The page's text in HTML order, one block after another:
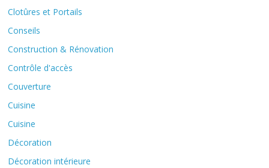
Clotûres et Portails
Conseils
Construction & Rénovation
Contrôle d'accès
Couverture
Cuisine
Cuisine
Décoration
Décoration intérieure